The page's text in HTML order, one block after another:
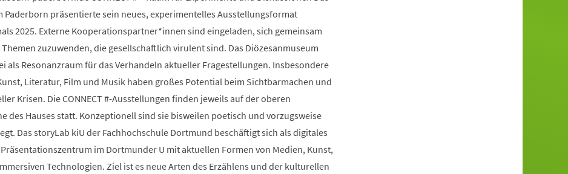
Paderborn präsentierte sein neues, experimentelles Ausstellungsformat
2025. Externe Kooperationspartner*innen sind eingeladen, sich gemeinsam
zuzuwenden, die gesellschaftlich virulent sind. Das Diözesanmuseum
als Resonanzraum für das Verhandeln aktueller Fragestellungen. Insbesondere
Literatur, Film und Musik haben großes Potential beim Sichtbarmachen und
Krisen. Die CONNECT #-Ausstellungen finden jeweils auf der oberen
des Hauses statt. Konzeptionell sind sie bisweilen poetisch und vorzugsweise
Das storyLab kiU der Fachhochschule Dortmund beschäftigt sich als digitales
im Dortmunder U mit aktuellen Formen von Medien, Kunst,
Technologien. Ziel ist es neue Arten des Erzählens und der kulturellen